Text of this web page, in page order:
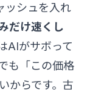
ッシュを入れ
だけ速くし
AIがサボって
も「この価格
からです。古